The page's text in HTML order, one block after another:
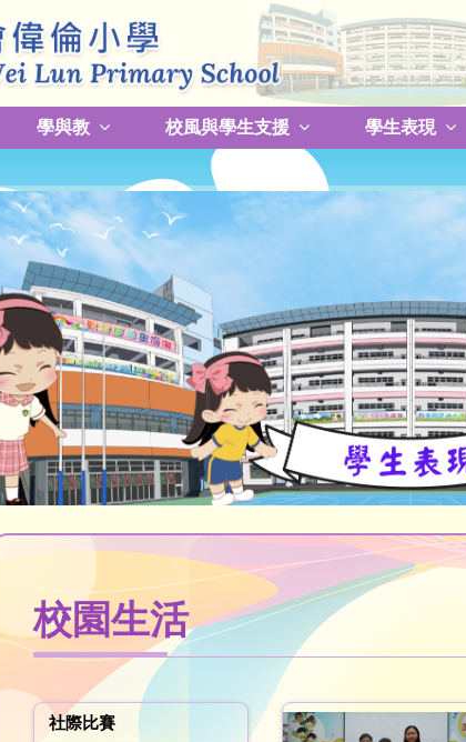
學與教 校風與學生支援 學生表現
校園生活
社際比賽